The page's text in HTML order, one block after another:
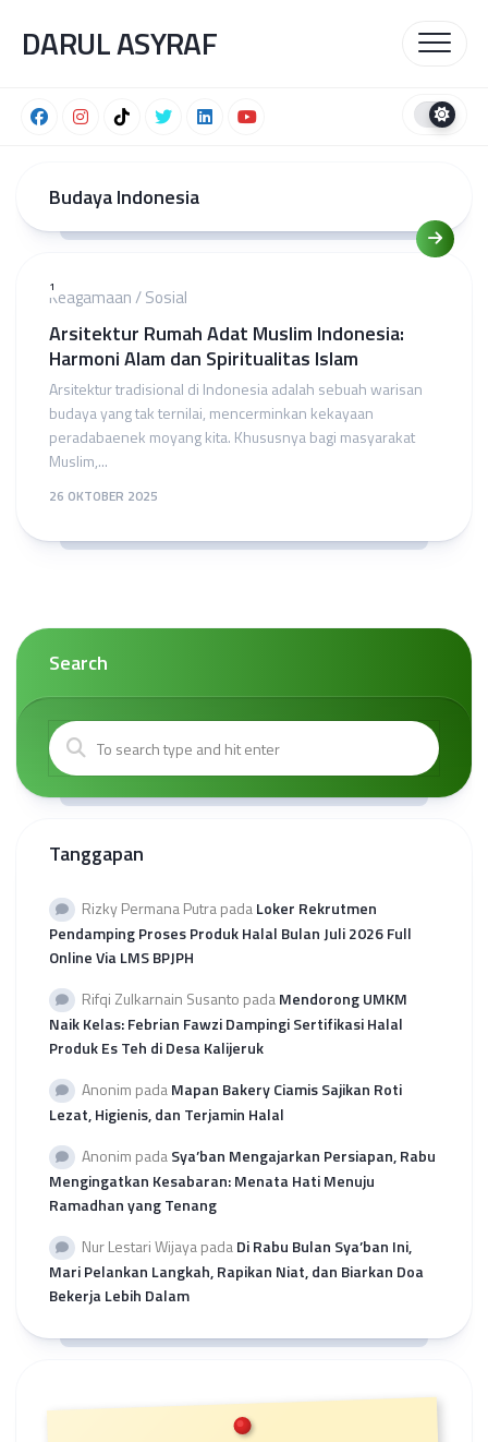
content
DARUL ASYRAF
Budaya Indonesia
1Keagamaan/Sosial
Arsitektur Rumah Adat Muslim Indonesia:
Harmoni Alam dan Spiritualitas Islam
Arsitektur tradisional di Indonesia adalah sebuah warisan
budaya yang tak ternilai, mencerminkan kekayaan
peradabaenek moyang kita. Khususnya bagi masyarakat
Muslim,...
26 OKTOBER 2025
Search
Tanggapan
Rizky Permana PutrapadaLoker Rekrutmen
Pendamping Proses Produk Halal Bulan Juli 2026 Full
Online Via LMS BPJPH
Rifqi Zulkarnain Susanto padaMendorong UMKM
Naik Kelas: Febrian Fawzi Dampingi Sertifikasi Halal
Produk Es Teh di Desa Kalijeruk
Anonim padaMapan Bakery Ciamis Sajikan Roti
Lezat, Higienis, dan Terjamin Halal
Anonim padaSya’ban Mengajarkan Persiapan, Rabu
Mengingatkan Kesabaran: Menata Hati Menuju
Ramadhan yang Tenang
Nur Lestari WijayapadaDi Rabu Bulan Sya’ban Ini,
Mari Pelankan Langkah, Rapikan Niat, dan Biarkan Doa
Bekerja Lebih Dalam